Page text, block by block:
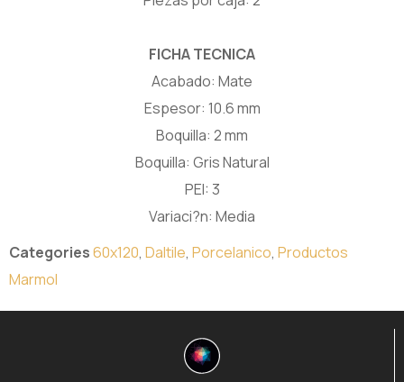
FICHA TECNICA
Acabado: Mate
Espesor: 10.6 mm
Boquilla: 2 mm
Boquilla: Gris Natural
PEI: 3
Variaci?n: Media
Categories60x120, Daltile, Porcelanico, Productos
Marmol